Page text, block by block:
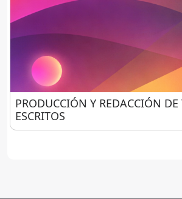
PRODUCCIÓN Y REDACCIÓN DE
PRODUCCIÓN Y REDACCIÓN DE
ESCRITOS